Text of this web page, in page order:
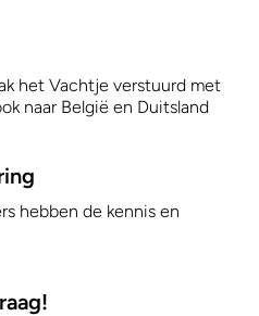
het Vachtje verstuurd met
naar België en Duitsland
hebben de kennis en